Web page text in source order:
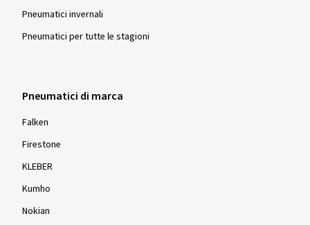
Pneumatici invernali
Pneumatici per tutte le stagioni
Pneumatici di marca
Falken
Firestone
KLEBER
Kumho
Nokian